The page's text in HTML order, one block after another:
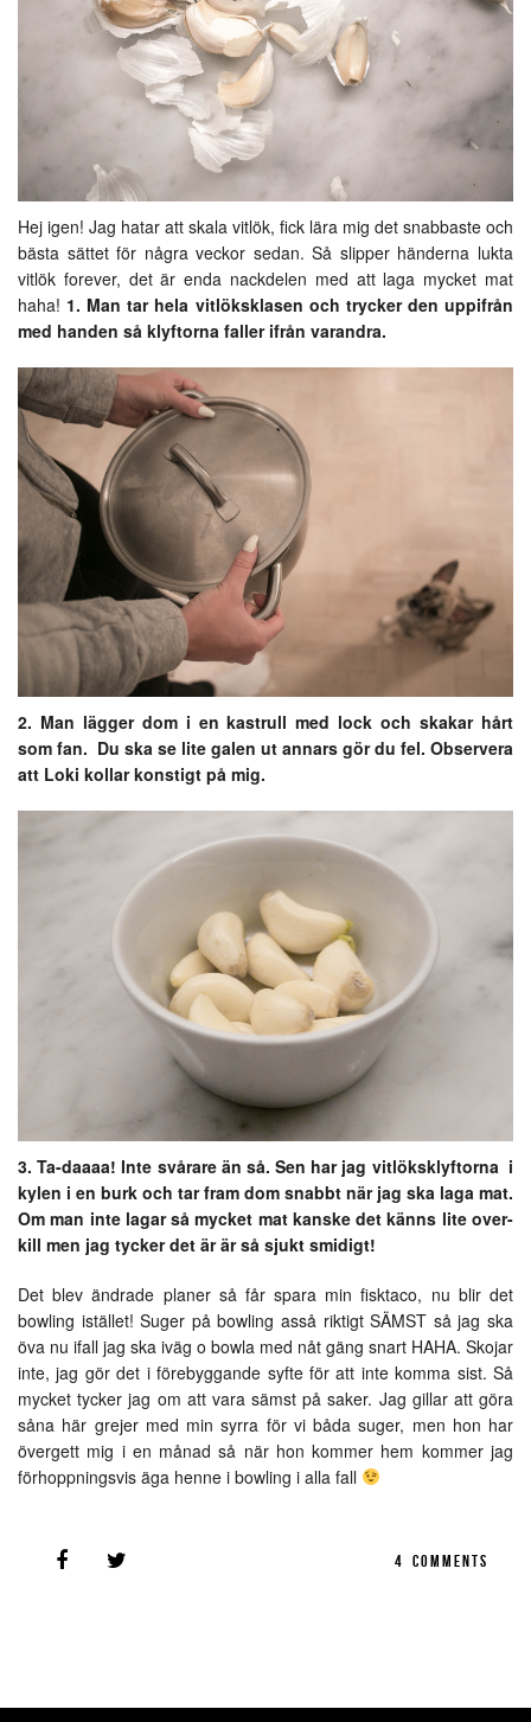
Hej igen! Jag hatar att skala vitlök, fick lära mig det snabbaste och
bästa sättet för några veckor sedan. Så slipper händerna lukta
vitlök forever, det är enda nackdelen med att laga mycket mat
haha! 1. Man tar hela vitlöksklasen och trycker den uppifrån
med handen så klyftorna faller ifrån varandra.
2. Man lägger dom i en kastrull med lock och skakar hårt
som fan. Du ska se lite galen ut annars gör du fel. Observera
att Loki kollar konstigt på mig.
3. Ta-daaaa! Inte svårare än så. Sen har jag vitlöksklyftorna i
kylen i en burk och tar fram dom snabbt när jag ska laga mat.
Om man inte lagar så mycket mat kanske det känns lite over-
kill men jag tycker det är är så sjukt smidigt!
Det blev ändrade planer så får spara min fisktaco, nu blir det
bowling istället! Suger på bowling asså riktigt SÄMST så jag ska
öva nu ifall jag ska iväg o bowla med nåt gäng snart HAHA. Skojar
inte, jag gör det i förebyggande syfte för att inte komma sist. Så
mycket tycker jag om att vara sämst på saker. Jag gillar att göra
såna här grejer med min syrra för vi båda suger, men hon har
övergett mig i en månad så när hon kommer hem kommer jag
förhoppningsvis äga henne i bowling i alla fall
4 COMMENTS